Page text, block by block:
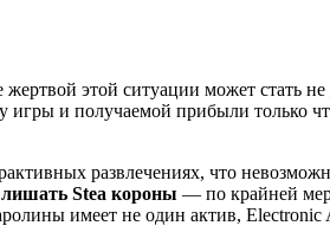
жертвой этой ситуации может стать
игры и получаемой прибыли только
развлечениях, что
лишать Stea короны — по крайней
имеет не один актив, Electronic